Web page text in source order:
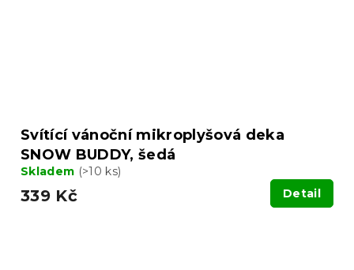
Svítící vánoční mikroplyšová deka
SNOW BUDDY, šedá
Skladem (>10 ks)
339 Kč Detail